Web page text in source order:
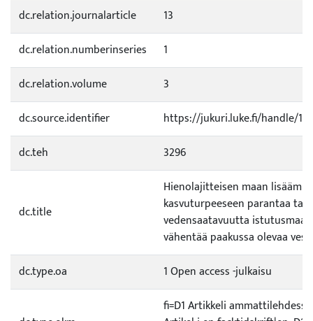
dc.relation.journalarticle
13
dc.relation.numberinseries
1
dc.relation.volume
3
dc.source.identifier
https://jukuri.luke.fi/handle/
dc.teh
3296
dc.title
Hienolajitteisen maan
kasvuturpeeseen parantaa
vedensaatavuutta
vähentää paakussa olevaa
dc.type.oa
1 Open access -julkaisu
fi=D1 Artikkeli